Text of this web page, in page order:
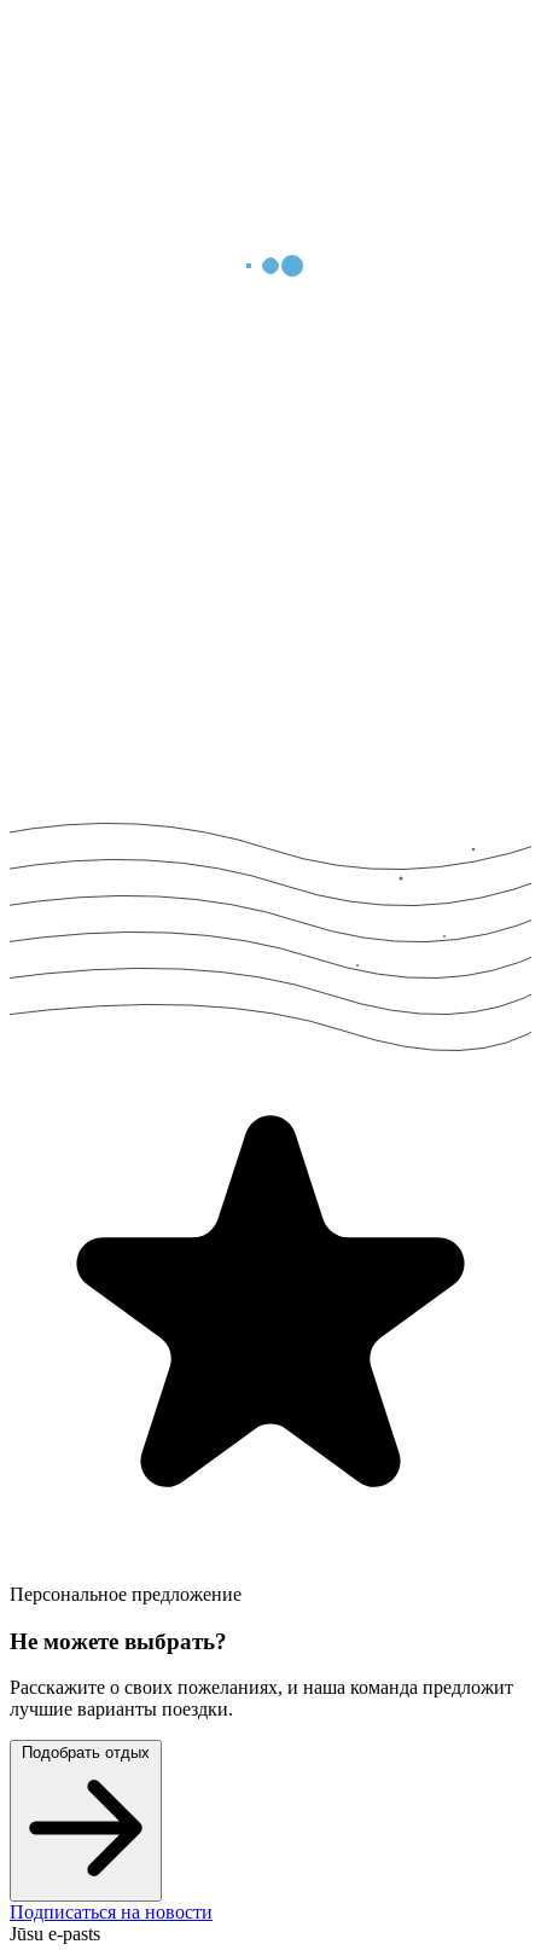
Персональное предложение
Не можете выбрать?
Расскажите о своих пожеланиях, и наша команда предложит
лучшие варианты поездки.
Подобрать отдых
Подписаться на новости
Jūsu e-pasts